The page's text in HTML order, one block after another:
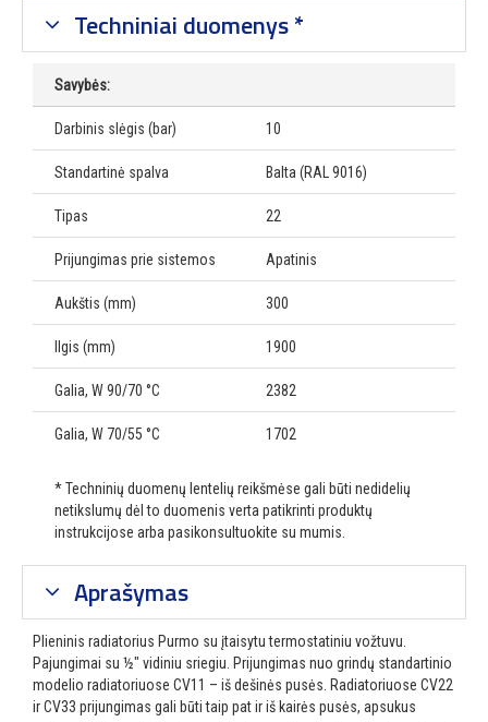
Techniniai duomenys *
Savybės:
Darbinis slėgis (bar) 10
Standartinė spalva Balta (RAL 9016)
Tipas 22
Prijungimas prie sistemos Apatinis
Aukštis (mm) 300
Ilgis (mm) 1900
Galia, W 90/70 °C 2382
Galia, W 70/55 °C 1702
* Techninių duomenų lentelių reikšmėse gali būti nedidelių
netikslumų dėl to duomenis verta patikrinti produktų
instrukcijose arba pasikonsultuokite su mumis.
Aprašymas
Plieninis radiatorius Purmo su įtaisytu termostatiniu vožtuvu.
Pajungimai su ½″ vidiniu sriegiu. Prijungimas nuo grindų standartinio
modelio radiatoriuose CV11 – iš dešinės pusės. Radiatoriuose CV22
ir CV33 prijungimas gali būti taip pat ir iš kairės pusės, apsukus